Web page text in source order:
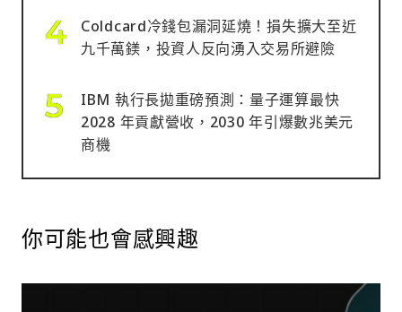
Coldcard冷錢包漏洞延燒！損失擴大至近
九千萬鎂，投資人反向湧入交易所避險
IBM 執行長拋重磅預測：量子運算最快
2028 年貢獻營收，2030 年引爆數兆美元
商機
你可能也會感興趣